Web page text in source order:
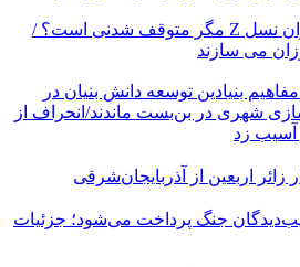
سیلیکن ولیِ تهران؛ این ایران نسل Z مگر متوقف شدنی است؟ /
می سازند
بنیادین توسعه دانش بنیان در
شهری در بن‌بست ماندند/انحراف از
جنگ پرداخت می‌شود؛ جزئیات